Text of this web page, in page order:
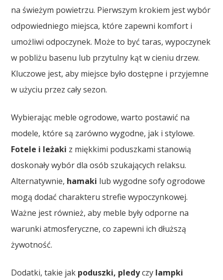
na świeżym powietrzu. Pierwszym krokiem jest wybór
odpowiedniego miejsca, które zapewni komfort i
umożliwi odpoczynek. Może to być taras, wypoczynek
w pobliżu basenu lub przytulny kąt w cieniu drzew.
Kluczowe jest, aby miejsce było dostępne i przyjemne
w użyciu przez cały sezon.
Wybierając meble ogrodowe, warto postawić na
modele, które są zarówno wygodne, jak i stylowe.
Fotele i leżaki z miękkimi poduszkami stanowią
doskonały wybór dla osób szukających relaksu.
Alternatywnie, hamaki lub wygodne sofy ogrodowe
mogą dodać charakteru strefie wypoczynkowej.
Ważne jest również, aby meble były odporne na
warunki atmosferyczne, co zapewni ich dłuższą
żywotność.
Dodatki, takie jak poduszki, pledyczy lampki